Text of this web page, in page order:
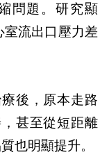
問題。研究顯
室流出口壓力差
後，原本走路
甚至從短距離
也明顯提升。